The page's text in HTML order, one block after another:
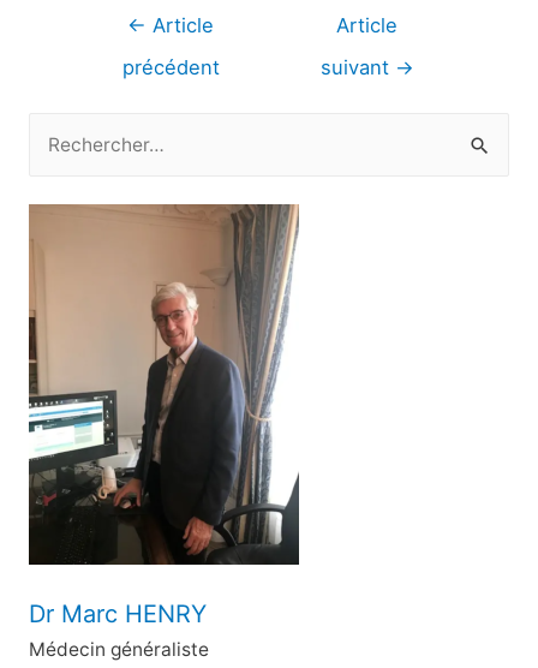
Navigation
← Article
précédent
Article
suivant →
c
h
r
c
h
e
r
Dr Marc HENRY
Médecin généraliste